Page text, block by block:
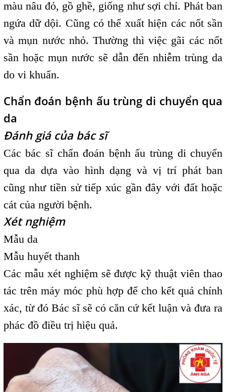
màu nâu đỏ, gồ ghề, giống như sợi chỉ. Phát ban
ngứa dữ dội. Cũng có thể xuất hiện các nốt sần
và mụn nước nhỏ. Thường thì việc gãi các nốt
sần hoặc mụn nước sẽ dẫn đến nhiễm trùng da
do vi khuẩn.
Chẩn đoán bệnh ấu trùng di chuyển qua
da
Đánh giá của bác sĩ
Các bác sĩ chẩn đoán bệnh ấu trùng di chuyển
qua da dựa vào hình dạng và vị trí phát ban
cũng như tiền sử tiếp xúc gần đây với đất hoặc
cát của người bệnh.
Xét nghiệm
Mẫu da
Mẫu huyết thanh
Các mẫu xét nghiệm sẽ được kỹ thuật viên thao
tác trên máy móc phù hợp để cho kết quả chính
xác, từ đó Bác sĩ sẽ có căn cứ kết luận và đưa ra
phác đồ điều trị hiệu quả.